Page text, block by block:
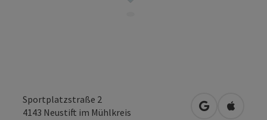
Sportplatzstraße 2
4143 Neustift im Mühlkreis in Google
in